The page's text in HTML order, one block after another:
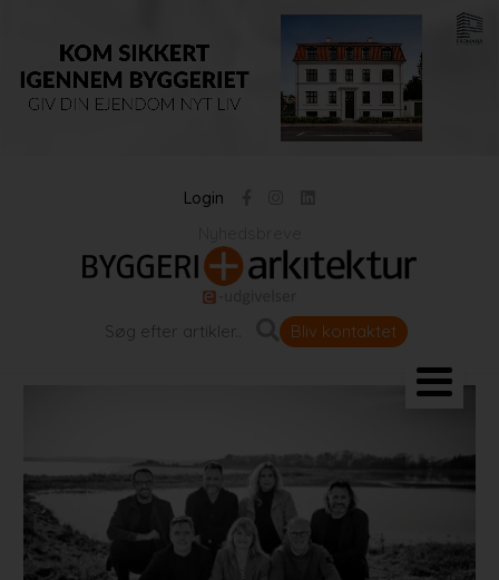
Login
Bliv kontaktet
Projekter
Portrætter